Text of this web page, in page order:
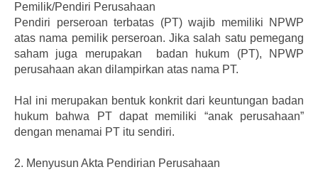
Pemilik/Pendiri Perusahaan
Pendiri perseroan terbatas (PT) wajib memiliki NPWP
atas nama pemilik perseroan. Jika salah satu pemegang
saham juga merupakan badan hukum (PT), NPWP
perusahaan akan dilampirkan atas nama PT.
Hal ini merupakan bentuk konkrit dari keuntungan badan
hukum bahwa PT dapat memiliki “anak perusahaan”
dengan menamai PT itu sendiri.
2. Menyusun Akta Pendirian Perusahaan